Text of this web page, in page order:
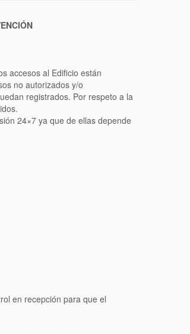
accesos al Edificio están
no autorizados y/o
registrados. Por respeto a la
24×7 ya que de ellas depende
en recepción para que el